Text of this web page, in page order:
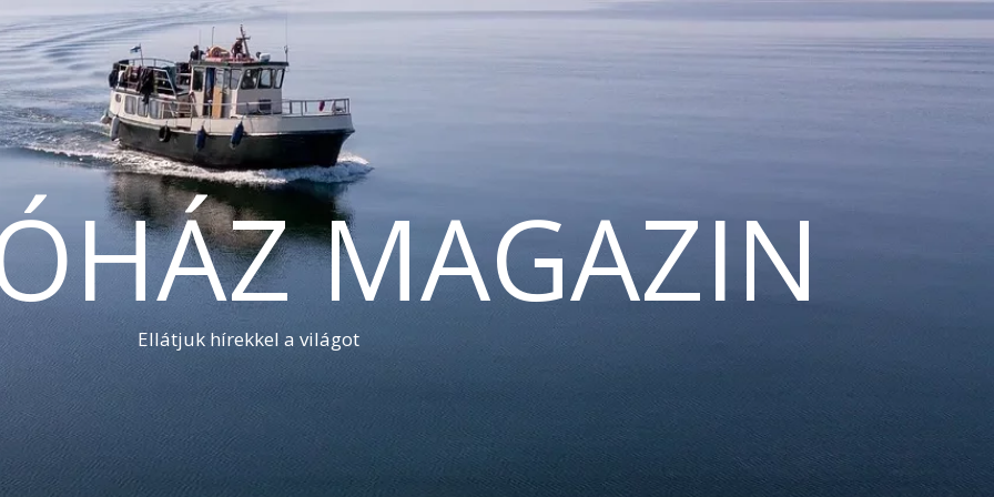
MAGAZIN
Ellátjuk hírekkel a világot